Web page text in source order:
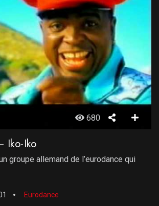
680
Iko-Iko
groupe allemand de l’eurodance qui
Eurodance